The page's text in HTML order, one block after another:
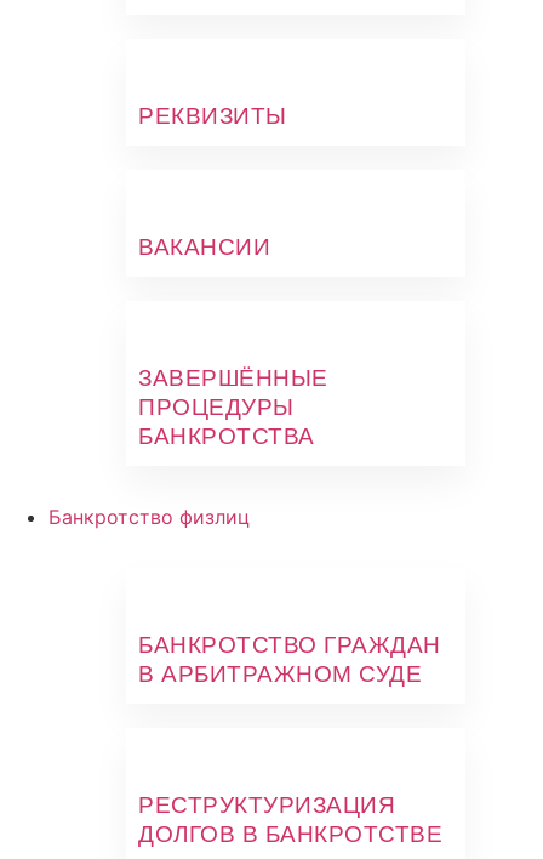
РЕКВИЗИТЫ
ВАКАНСИИ
ЗАВЕРШЁННЫЕ
ПРОЦЕДУРЫ
БАНКРОТСТВА
Банкротство физлиц
БАНКРОТСТВО ГРАЖДАН
В АРБИТРАЖНОМ СУДЕ
РЕСТРУКТУРИЗАЦИЯ
ДОЛГОВ В БАНКРОТСТВЕ